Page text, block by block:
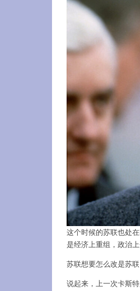
这个时候的苏联也处
是经济上重组，政治上
苏联想要怎么改是苏
说起来，上一次卡斯